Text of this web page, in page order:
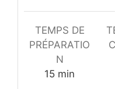
TEMPS DE
PRÉPARATIO
N
15minutes
min